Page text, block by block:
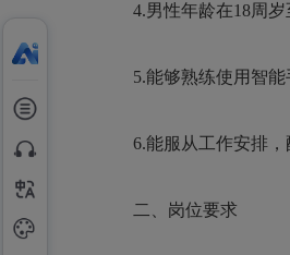
4.男性年龄在18周
5.能够熟练使用智
6.能服从工作安排，
二、岗位要求